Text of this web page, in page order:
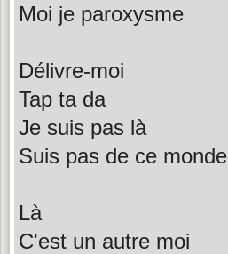
Moi je paroxysme
Délivre-moi
Tap ta da
Je suis pas là
Suis pas de ce monde
Là
C'est un autre moi